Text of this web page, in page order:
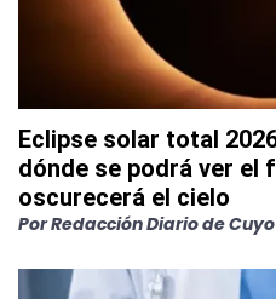
Eclipse solar total
dónde se podrá ver el
oscurecerá el cielo
PorRedacción Diario de Cuyo